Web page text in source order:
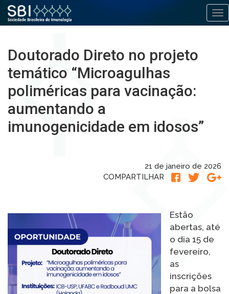
o
conteúdo
Doutorado Direto no projeto
temático “Microagulhas
poliméricas para vacinação:
aumentando a
imunogenicidade em idosos”
21 de janeiro de 2026
COMPARTILHAR
Estão
abertas, até
o dia 15 de
fevereiro,
as
inscrições
para a bolsa